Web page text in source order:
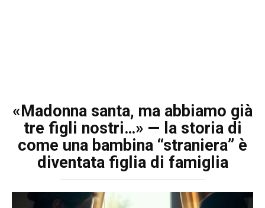
«Madonna santa, ma abbiamo già
tre figli nostri…» — la storia di
come una bambina “straniera” è
diventata figlia di famiglia